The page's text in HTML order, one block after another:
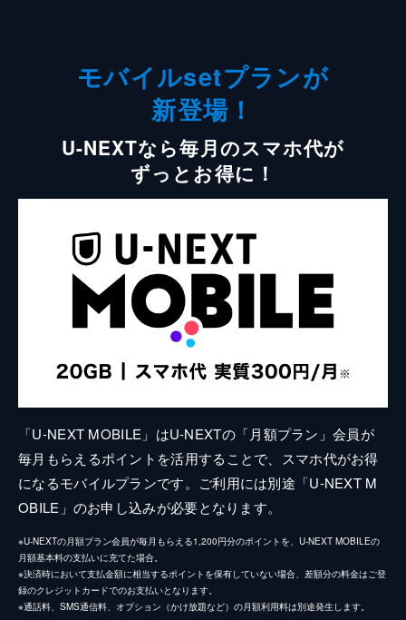
モバイルsetプランが
新登場！
U-NEXTなら毎月のスマホ代が
ずっとお得に！
「U-NEXT MOBILE」はU-NEXTの「月額プラン」会員が
毎月もらえるポイントを活用することで、スマホ代がお得
になるモバイルプランです。ご利用には別途「U-NEXT M
OBILE」のお申し込みが必要となります。
※U-NEXTの月額プラン会員が毎月もらえる1,200円分のポイントを、U-NEXT MOBILEの
月額基本料の支払いに充てた場合。
※決済時において支払金額に相当するポイントを保有していない場合、差額分の料金はご登
録のクレジットカードでのお支払いとなります。
※通話料、SMS通信料、オプション（かけ放題など）の月額利用料は別途発生します。